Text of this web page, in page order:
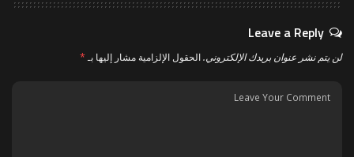
Leave a Reply
لن يتم نشر عنوان بريدك الإلكتروني.الحقول الإلزامية مشار إليها بـ*